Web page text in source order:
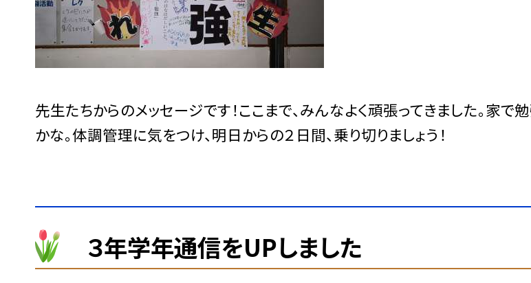
先生たちからのメッセージです！ここまで、みんなよく頑張ってきました。家で
かな。体調管理に気をつけ、明日からの２日間、乗り切りましょう！
３年学年通信をUPしました